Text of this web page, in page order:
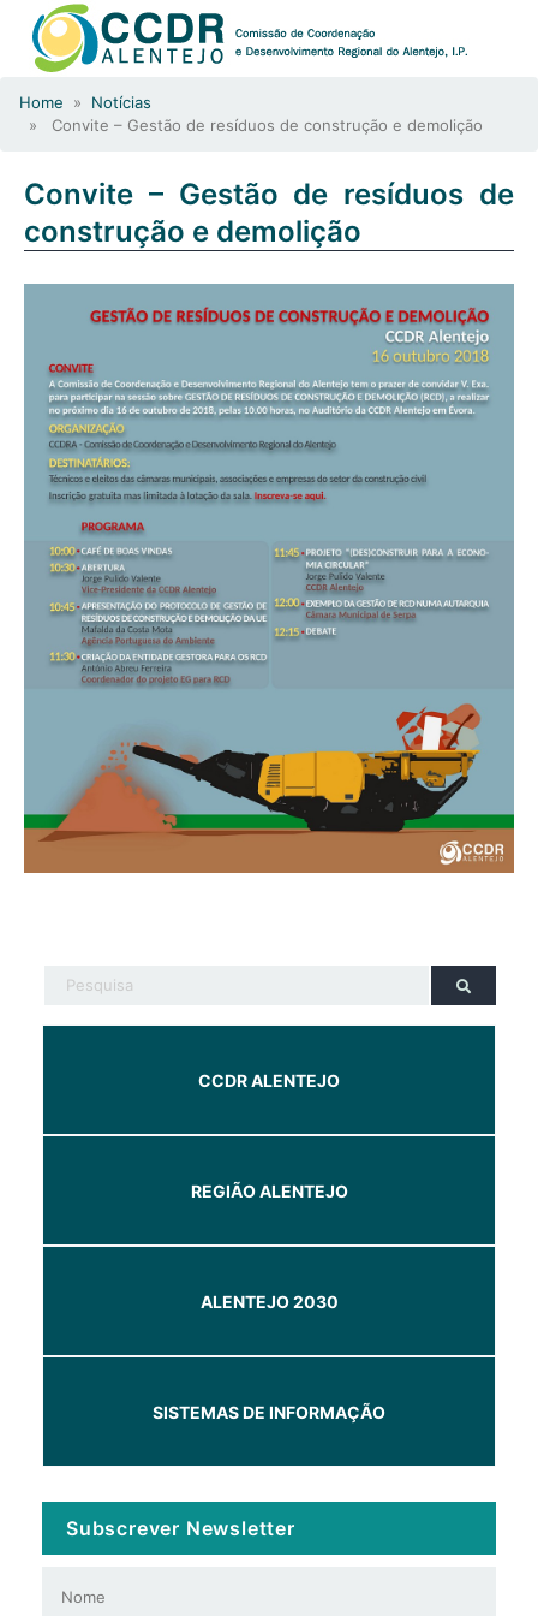
Home » Notícias
» Convite – Gestão de resíduos de construção e demolição
Convite – Gestão de resíduos de
construção e demolição
CCDR ALENTEJO
REGIÃO ALENTEJO
ALENTEJO 2030
SISTEMAS DE INFORMAÇÃO
Subscrever Newsletter